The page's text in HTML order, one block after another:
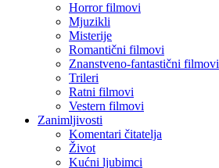
Horror filmovi
Mjuzikli
Misterije
Romantični filmovi
Znanstveno-fantastični filmovi
Trileri
Ratni filmovi
Vestern filmovi
Zanimljivosti
Komentari čitatelja
Život
Kućni ljubimci